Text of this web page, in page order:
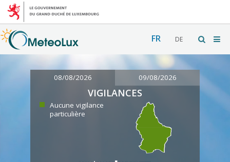
FR DE
08/08/2026 09/08/2026
VIGILANCES
Aucune vigilance
particulière